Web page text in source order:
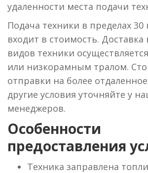
удаленности места подачи
Подача техники в пределах
входит в стоимость.
видов техники
или низкорамным тралом.
отправки на более
другие условия уточняйте у
менеджеров.
Особенности
предоставления
Техника заправлена